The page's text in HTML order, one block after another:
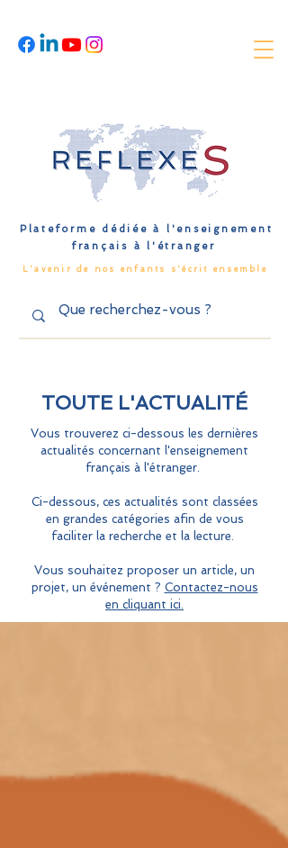
Plateforme dédiée à l'enseignement
français à l'étranger
L'avenir de nos enfants s'écrit ensemble
TOUTE L'ACTUALITÉ
Vous trouverez ci-dessous les dernières
actualités concernant l'enseignement
français à l'étranger.
Ci-dessous, ces actualités sont classées
en grandes catégories afin de vous
faciliter la recherche et la lecture.
Vous souhaitez proposer un article, un
projet, un événement ? Contactez-nous
en cliquant ici.